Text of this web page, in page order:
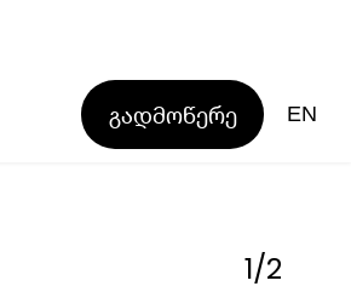
გადმოწერე EN
1/2